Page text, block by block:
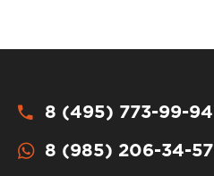
8 (495) 773-99-94
8 (985) 206-34-57